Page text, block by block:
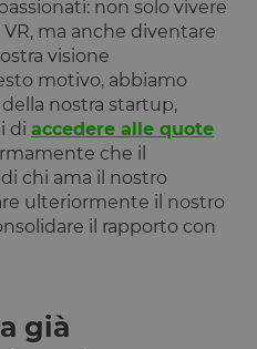
non solo vivere
VR, ma anche diventare
visione
motivo, abbiamo
nostra startup,
di accedere alle quote
che il
chi ama il nostro
ulteriormente il nostro
il rapporto con
già